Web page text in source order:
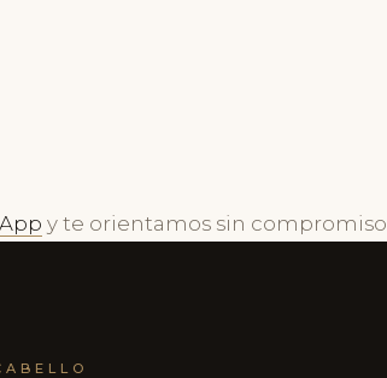
y te orientamos sin compromiso.